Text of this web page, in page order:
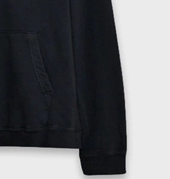
HASTA 12 CUOTAS SIN INTERÉS